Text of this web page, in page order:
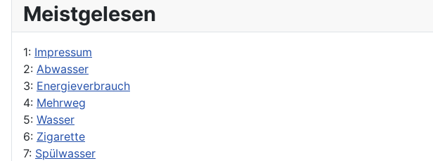
Meistgelesen
1: Impressum
2: Abwasser
3: Energieverbrauch
4: Mehrweg
5: Wasser
6: Zigarette
7: Spülwasser